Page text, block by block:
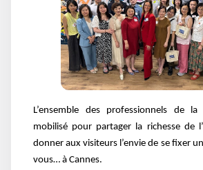
L’ensemble des professionnels de la
mobilisé pour partager la richesse de
donner aux visiteurs l’envie de se fixer
vous… à Cannes.